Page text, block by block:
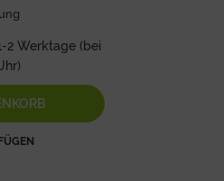
2 Werktage (bei